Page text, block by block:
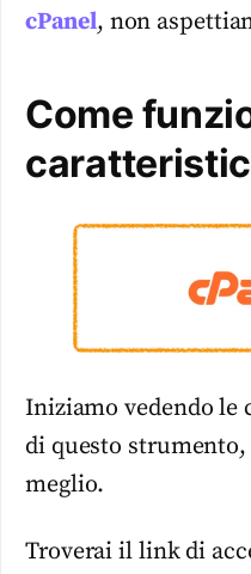
cPanel, non
Come
Iniziamo vedendo le
di questo
meglio.
Troverai il link di